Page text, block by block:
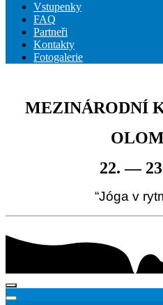
Vstupenky
FAQ
Partneři
Kontakty
Fotogalerie
MEZINÁRODNÍ
22. —
“Jóga v